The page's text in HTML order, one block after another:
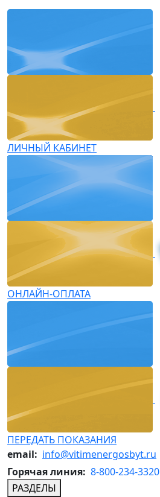
ЛИЧНЫЙ КАБИНЕТ
ОНЛАЙН-ОПЛАТА
ПЕРЕДАТЬ ПОКАЗАНИЯ
email: info@vitimenergosbyt.ru
Горячая линия: 8-800-234-3320
РАЗДЕЛЫ